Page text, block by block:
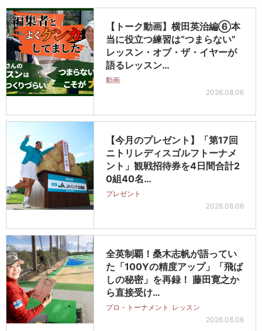
【トーク動画】横田英治編⑥本
当に役立つ練習は“つまらない”
レッスン・オブ・ザ・イヤーが
語るレッスン…
動画
2026.08.06
【今月のプレゼント】「第17回
ニトリレディスゴルフトーナメ
ント」観戦招待券を4日間合計2
0組40名…
プレゼント
2026.08.06
全英制覇！桑木志帆が語ってい
た「100Yの精度アップ」「飛ば
しの秘密」を再録！ 藤田寛之か
ら直接受け…
プロ・トーナメント レッスン
2026.08.06